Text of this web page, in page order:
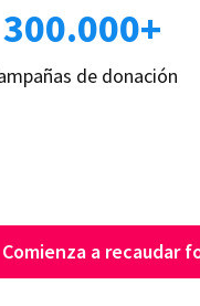
300.000+
de donación
Comienza a recaudar